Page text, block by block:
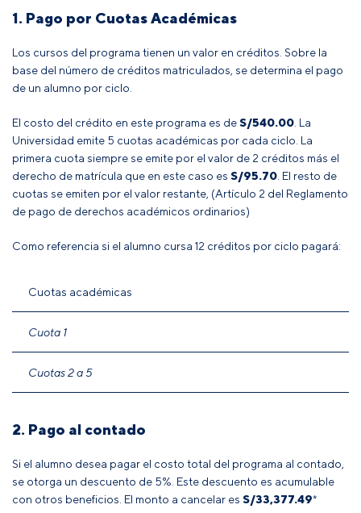
1. Pago por Cuotas Académicas
Los cursos del programa tienen un valor en créditos. Sobre la
base del número de créditos matriculados, se determina el pago
de un alumno por ciclo.
El costo del crédito en este programa es deS/540.00 . La
Universidad emite 5 cuotas académicas por cada ciclo. La
primera cuota siempre se emite por el valor de 2 créditos más el
derecho de matrícula que en este caso es S/95.70 . El resto de
cuotas se emiten por el valor restante, (Artículo 2 del Reglamento
de pago de derechos académicos ordinarios)
Como referencia si el alumno cursa 12 créditos por ciclo pagará:
Cuotas académicas
Cuota 1
Cuotas 2 a 5
2. Pago al contado
Si el alumno desea pagar el costo total del programa al contado,
se otorga un descuento de 5%. Este descuento es acumulable
con otros beneficios. El monto a cancelar es S/33,377.49*